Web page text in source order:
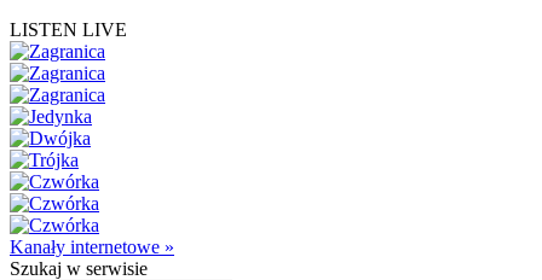
LISTEN LIVE
Kanały internetowe »
Szukaj w serwisie